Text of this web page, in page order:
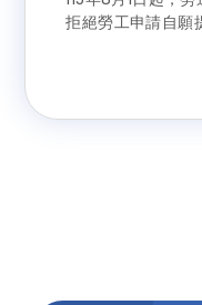
拒絕勞工申請自願
請方式及雇主違